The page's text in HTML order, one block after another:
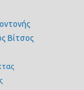
Βίτσος